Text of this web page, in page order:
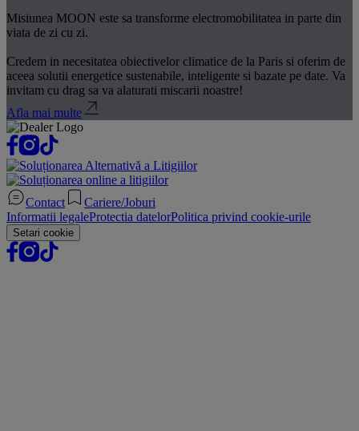
Misiunea MOON este sa transforme electromobilitatea in parte din
viata de zi cu zi.
Credem in necesitatea obiectivelor climatice de la Paris si oferim de
aceea solutii energetice sustenabile, inteligente si bazate pe date. Va
invitam cu drag sa va alaturati miscarii noastre!
Afla mai multe
Contact
Cariere/Joburi
Informatii legaleProtectia datelorPolitica privind cookie-urile
Setari cookie